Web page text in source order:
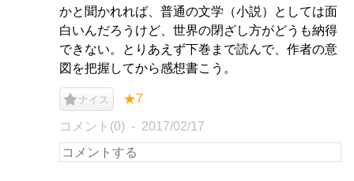
かと聞かれれば、普通の文学（小説）としては面
白いんだろうけど、世界の閉ざし方がどうも納得
できない。とりあえず下巻まで読んで、作者の意
図を把握してから感想書こう。
ナイス ★7
コメント(0) 2017/02/17